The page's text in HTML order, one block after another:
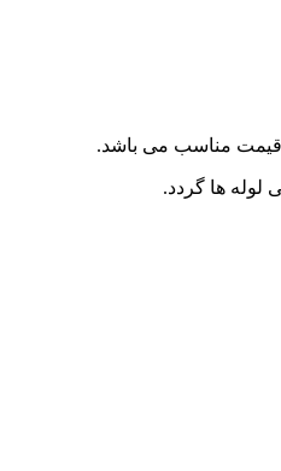
قیمت مناسب می باشد.
ها گردد.